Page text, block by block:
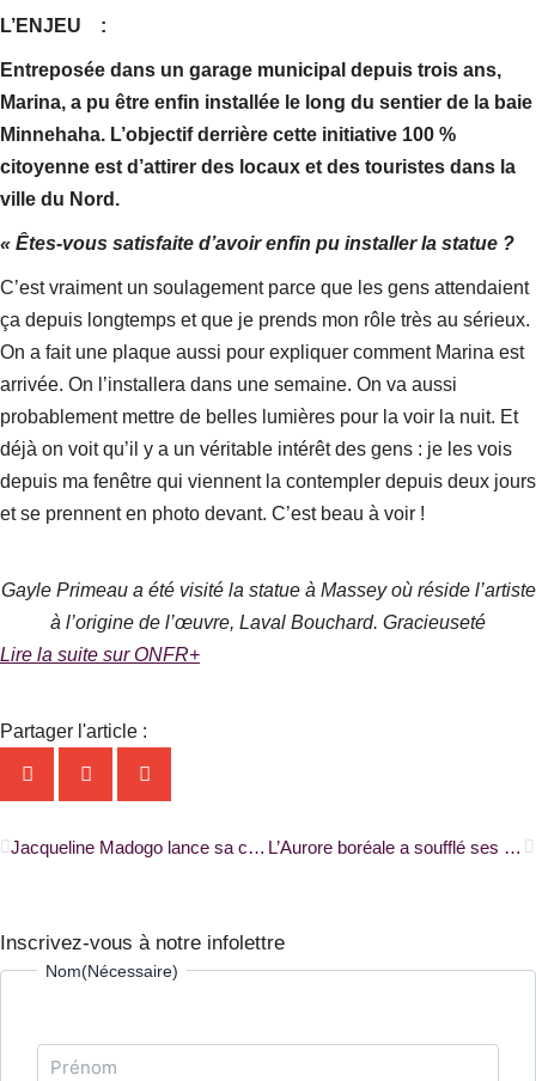
L’ENJEU :
Entreposée dans un garage municipal depuis trois ans,
Marina, a pu être enfin installée le long du sentier de la baie
Minnehaha. L’objectif derrière cette initiative 100 %
citoyenne est d’attirer des locaux et des touristes dans la
ville du Nord.
« Êtes-vous satisfaite d’avoir enfin pu installer la statue ?
C’est vraiment un soulagement parce que les gens attendaient
ça depuis longtemps et que je prends mon rôle très au sérieux.
On a fait une plaque aussi pour expliquer comment Marina est
arrivée. On l’installera dans une semaine. On va aussi
probablement mettre de belles lumières pour la voir la nuit. Et
déjà on voit qu’il y a un véritable intérêt des gens : je les vois
depuis ma fenêtre qui viennent la contempler depuis deux jours
et se prennent en photo devant. C’est beau à voir !
Gayle Primeau a été visité la statue à Massey où réside l’artiste
à l’origine de l’œuvre, Laval Bouchard. Gracieuseté
Lire la suite sur ONFR+
Partager l'article :
Précédent Jacqueline Madogo lance sa course pour les championnats du monde |ONFR+| L’Aurore boréale a soufflé ses 40 bougies |RADIO-CANADA|
Inscrivez-vous à notre infolettre
Nom(Nécessaire)
Prénom
Nom